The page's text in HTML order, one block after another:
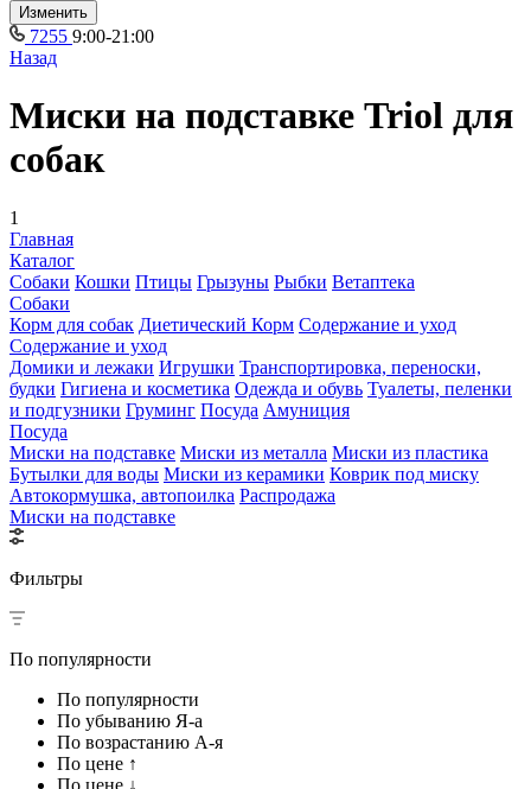
Изменить
7255 9:00-21:00
Назад
Миски на подставке Triol для
собак
1
Главная
Каталог
Собаки Кошки Птицы Грызуны Рыбки Ветаптека
Собаки
Корм для собак Диетический Корм Содержание и уход
Содержание и уход
Домики и лежаки Игрушки Транспортировка, переноски,
будки Гигиена и косметика Одежда и обувь Туалеты, пеленки
и подгузники Груминг Посуда Амуниция
Посуда
Миски на подставке Миски из металла Миски из пластика
Бутылки для воды Миски из керамики Коврик под миску
Автокормушка, автопоилка Распродажа
Миски на подставке
Фильтры
По популярности
По популярности
По убыванию Я-а
По возрастанию А-я
По цене ↑
По цене ↓